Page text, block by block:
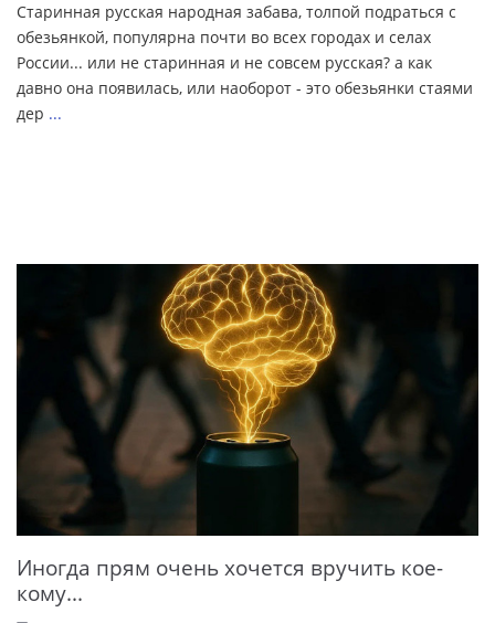
Старинная русская народная забава, толпой подраться с
обезьянкой, популярна почти во всех городах и селах
России... или не старинная и не совсем русская? а как
давно она появилась, или наоборот - это обезьянки стаями
дер ...
Иногда прям очень хочется вручить кое-
кому...